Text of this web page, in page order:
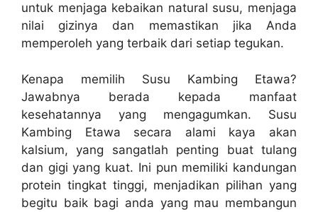
untuk menjaga kebaikan natural susu, menjaga
nilai gizinya dan memastikan jika Anda
memperoleh yang terbaik dari setiap tegukan.
Kenapa memilih Susu Kambing Etawa?
Jawabnya berada kepada manfaat
kesehatannya yang mengagumkan. Susu
Kambing Etawa secara alami kaya akan
kalsium, yang sangatlah penting buat tulang
dan gigi yang kuat. Ini pun memiliki kandungan
protein tingkat tinggi, menjadikan pilihan yang
begitu baik bagi anda yang mau membangun